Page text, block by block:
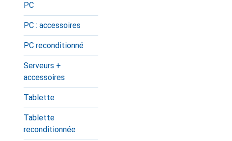
PC
PC : accessoires
PC reconditionné
Serveurs +
accessoires
Tablette
Tablette
reconditionnée